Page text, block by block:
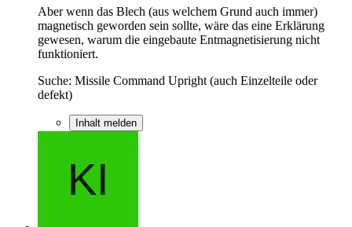
Aber wenn das Blech (aus welchem Grund auch immer)
magnetisch geworden sein sollte, wäre das eine Erklärung
gewesen, warum die eingebaute Entmagnetisierung nicht
funktioniert.
Suche: Missile Command Upright (auch Einzelteile oder
defekt)
Inhalt melden